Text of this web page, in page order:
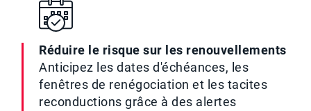
Réduire le risque sur les renouvellements
Anticipez les dates d'échéances, les
fenêtres de renégociation et les tacites
reconductions grâce à des alertes